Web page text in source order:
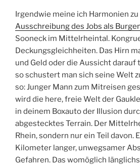
Irgendwie meine ich Harmonien
Ausschreibung des Jobs als
Sooneck im Mittelrheintal.
Deckungsgleichheiten. Das Hirn
und Geld oder die Aussicht darauf
so schustert man sich seine Welt
so: Junger Mann zum Mitreisen
wird die here, freie Welt der
in deinem Boxauto der Illusion
abgestecktes Terrain. Der
Rhein, sondern nur ein Teil davon.
Kilometer langer, unwegsamer
Gefahren. Das womöglich